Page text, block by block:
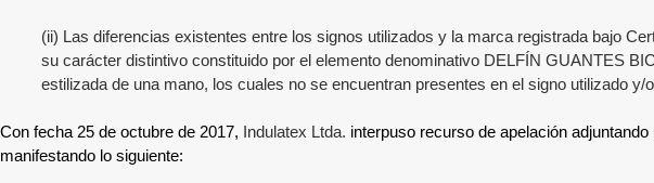
(ii) Las diferencias existentes entre los signos utilizados y la marca registrada bajo
su carácter distintivo constituido por el elemento denominativo DELFÍN GUANTES
estilizada de una mano, los cuales no se encuentran presentes en el signo utilizado
Con fecha 25 de octubre de 2017, Indulatex Ltda. interpuso recurso de apelación
manifestando lo siguiente: